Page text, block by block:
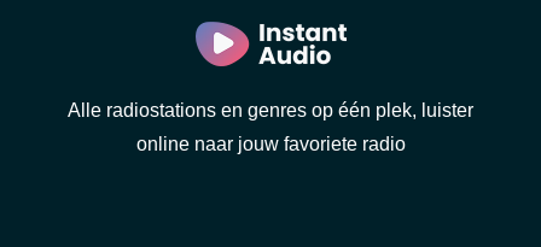
Alle radiostations en genres op één plek, luister
online naar jouw favoriete radio